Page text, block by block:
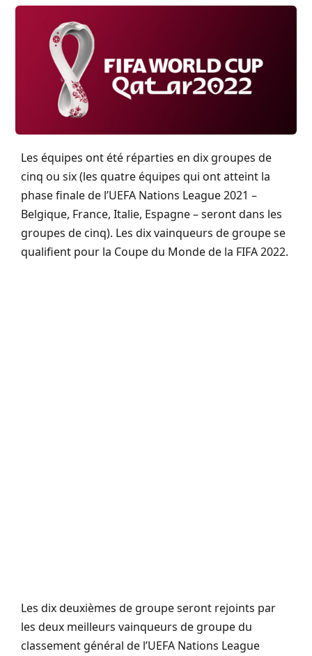
Les équipes ont été réparties en dix groupes de
cinq ou six (les quatre équipes qui ont atteint la
phase finale de l’UEFA Nations League 2021 –
Belgique, France, Italie, Espagne – seront dans les
groupes de cinq). Les dix vainqueurs de groupe se
qualifient pour la Coupe du Monde de la FIFA 2022.
Les dix deuxièmes de groupe seront rejoints par
les deux meilleurs vainqueurs de groupe du
classement général de l’UEFA Nations League